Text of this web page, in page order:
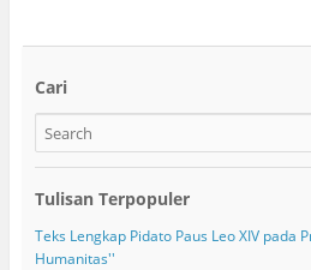
Cari
Tulisan Terpopuler
Teks Lengkap Pidato Paus Leo XIV pada
Humanitas''